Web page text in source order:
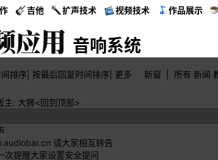
吉他 扩声技术 视频技术 作品展示
音响系统
排序 按最后回复时间排序 更多 新窗 所有 新闻
主: 大狮<回到顶部>
请大家相互转告
次提醒大家设置安全提问